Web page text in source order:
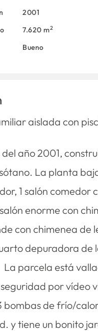
2001
7.620 m2
Bueno
aislada con
del año 2001,
La planta
1 salón
enorme con
con chimenea de
depuradora de
La parcela está
por vídeo
bombas de frío/
y tiene un bonito